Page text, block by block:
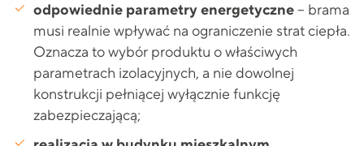
odpowiednie parametry energetyczne– brama
musi realnie wpływać na ograniczenie strat ciepła.
Oznacza to wybór produktu o właściwych
parametrach izolacyjnych, a nie dowolnej
konstrukcji pełniącej wyłącznie funkcję
zabezpieczającą;